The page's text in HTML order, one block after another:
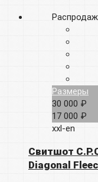
Размеры
30 000 ₽
17 000 ₽
xxl-en
Свитшот
Diagonal